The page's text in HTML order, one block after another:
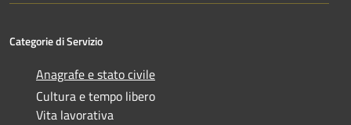
Categorie di Servizio
Anagrafe e stato civile
Cultura e tempo libero
Vita lavorativa